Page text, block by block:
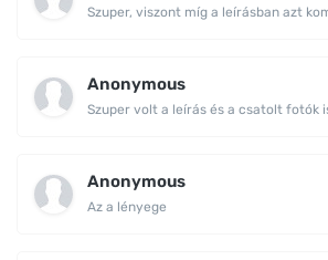
Szuper, viszont míg a leírásban azt
Anonymous
Szuper volt a leírás és a csatolt fotók
Anonymous
Az a lényege